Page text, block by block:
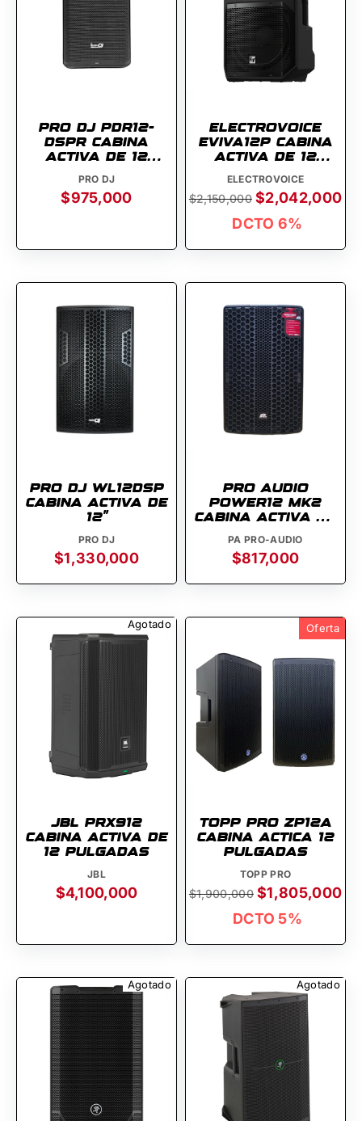
PRO DJ PDR12-
DSPR CABINA
ACTIVA DE 12
PRO DJ
$975,000
ELECTROVOICE
EVIVA12P CABINA
ACTIVA DE 12
ELECTROVOICE
$2,150,000 $2,042,000
DCTO 6%
PRO DJ WL12DSP
CABINA ACTIVA DE
12''
PRO DJ
$1,330,000
PRO AUDIO
POWER12 MK2
CABINA ACTIVA DE
PA PRO-AUDIO
$817,000
Agotado
JBL PRX912
CABINA ACTIVA DE
12 PULGADAS
JBL
$4,100,000
Oferta
TOPP PRO ZP12A
CABINA ACTICA 12
PULGADAS
TOPP PRO
$1,900,000 $1,805,000
DCTO 5%
Agotado Agotado